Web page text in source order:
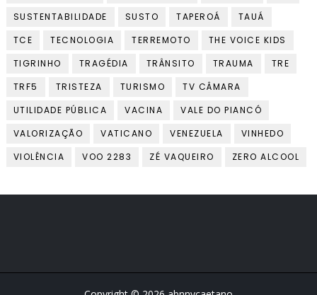
SUSTENTABILIDADE
SUSTO TAPEROÁ
TAUÁ
TCE
TECNOLOGIA TERREMOTO
THE VOICE KIDS
TIGRINHO
TRAGÉDIA TRÂNSITO TRAUMA
TRE
TRF5
TRISTEZA TURISMO
TV CÂMARA
UTILIDADE PÚBLICA
VACINA
VALE DO PIANCÓ
VALORIZAÇÃO
VATICANO VENEZUELA
VINHEDO
VIOLÊNCIA
VOO 2283 ZÉ VAQUEIRO ZERO ALCOOL